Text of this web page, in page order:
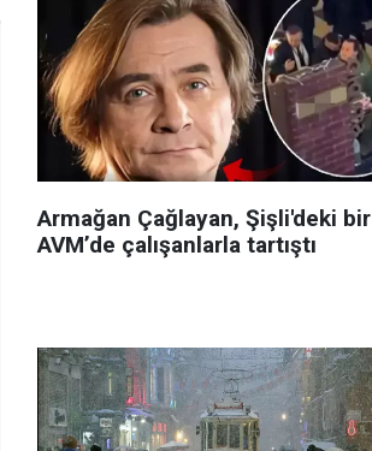
Armağan Çağlayan, Şişli'deki bir
AVM’de çalışanlarla tartıştı